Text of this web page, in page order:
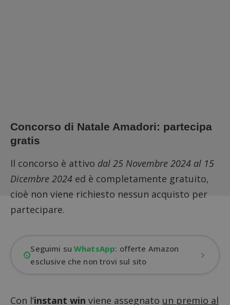
Concorso di Natale Amadori: partecipa
gratis
Il concorso è attivo dal 25 Novembre 2024 al 15
Dicembre 2024 ed è completamente gratuito,
cioè non viene richiesto nessun acquisto per
partecipare.
Seguimi suWhatsApp: offerte Amazon
esclusive che non trovi sul sito
Con l’instant win viene assegnato un premio al